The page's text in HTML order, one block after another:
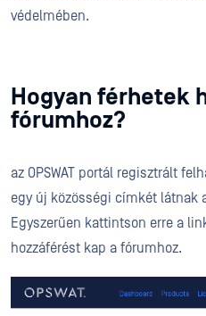
védelmében.
Hogyan férhetek
fórumhoz?
az OPSWAT portál regisztrált
egy új közösségi címkét látnak
Egyszerűen kattintson erre a
hozzáférést kap a fórumhoz.